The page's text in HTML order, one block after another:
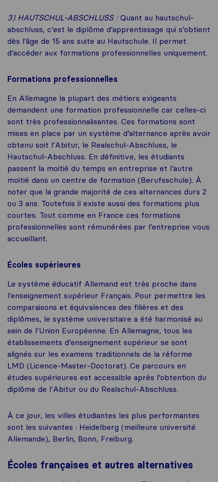
3) HAUTSCHUL-ABSCHLUSS : Quant au hautschul-
abschluss, c’est le diplôme d’apprentissage qui s’obtient
dès l’âge de 15 ans suite au Hautschule. Il permet
d’accéder aux formations professionnelles uniquement.
Formations professionnelles
En Allemagne la plupart des métiers exigeants
demandent une formation professionnelle car celles-ci
sont très professionnalisantes. Ces formations sont
mises en place par un système d’alternance après avoir
obtenu soit l’Abitur, le Realschul-Abschluss, le
Hautschul-Abschluss. En définitive, les étudiants
passent la moitié du temps en entreprise et l’autre
moitié dans un centre de formation (Berufsschule). À
noter que la grande majorité de ces alternances durs 2
ou 3 ans. Toutefois il existe aussi des formations plus
courtes. Tout comme en France ces formations
professionnelles sont rémunérées par l’entreprise vous
accueillant.
Écoles supérieures
Le système éducatif Allemand est très proche dans
l’enseignement supérieur Français. Pour permettre les
comparaisons et équivalences des filières et des
diplômes, le système universitaire a été harmonisé au
sein de l’Union Européenne. En Allemagne, tous les
établissements d’enseignement supérieur se sont
alignés sur les examens traditionnels de la réforme
LMD (Licence-Master-Doctorat). Ce parcours en
études supérieures est accessible après l’obtention du
diplôme de l’Abitur ou du Realschul-Abschluss.
À ce jour, les villes étudiantes les plus performantes
sont les suivantes : Heidelberg (meilleure université
Allemande), Berlin, Bonn, Freiburg.
Écoles françaises et autres alternatives